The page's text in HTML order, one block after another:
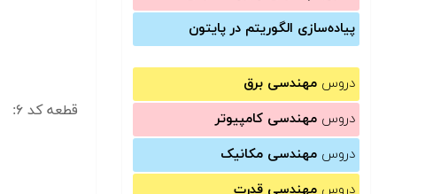
پیاده‌سازی الگوریتم در پایتون
دروس مهندسی برق
دروس مهندسی کامپیوتر
دروس مهندسی مکانیک
دروس مهندسی قدرت
قطعه کد ۶: